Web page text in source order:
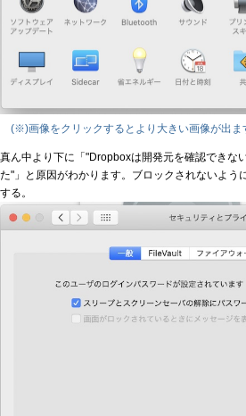
(※)画像をクリックするとより大きい画像が出ま
真ん中より下に「"Dropboxは開発元を確認できな
た"」と原因がわかります。ブロックされないよう
する。